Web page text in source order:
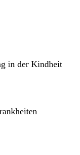
in der Kindheit